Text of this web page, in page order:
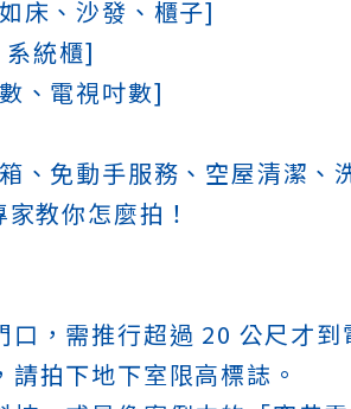
床、沙發、櫃子]
統櫃]
、電視吋數]
、免動手服務、空屋清潔、
教你怎麼拍！
，需推行超過 20 公尺才到
拍下地下室限高標誌。